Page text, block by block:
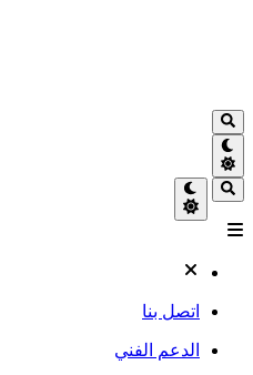
اتصل بنا
الدعم الفني